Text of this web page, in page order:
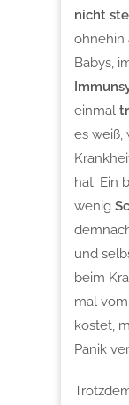
nicht
ohnehin
Babys,
einmal
es weiß,
hat. Ein
wenig
und
beim
mal vom
kostet,
Panik